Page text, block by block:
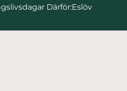
Därför:Eslöv